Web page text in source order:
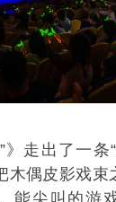
走出了一条
木偶皮影戏束